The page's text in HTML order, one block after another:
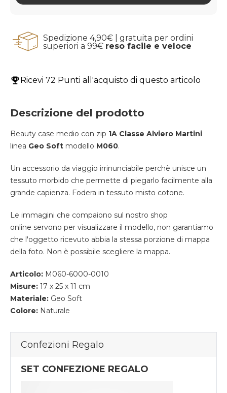
Spedizione 4,90€ | gratuita per ordini
superiori a 99€ reso facile e veloce
Ricevi 72 Punti all'acquisto di questo articolo
Descrizione del prodotto
Beauty case medio con zip 1A Classe Alviero Martini
linea Geo Soft modello M060.
Un accessorio da viaggio irrinunciabile perchè unisce un
tessuto morbido che permette di piegarlo facilmente alla
grande capienza. Fodera in tessuto misto cotone.
Le immagini che compaiono sul nostro shop
online servono per visualizzare il modello, non garantiamo
che l'oggetto ricevuto abbia la stessa porzione di mappa
della foto. Non è possibile scegliere la mappa.
Articolo: M060-6000-0010
Misure: 17 x 25 x 11 cm
Materiale: Geo Soft
Colore: Naturale
Confezioni Regalo
SET CONFEZIONE REGALO